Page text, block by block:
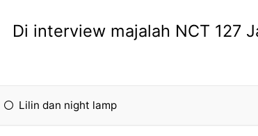
Di interview majalah NCT 127
Lilin dan night lamp